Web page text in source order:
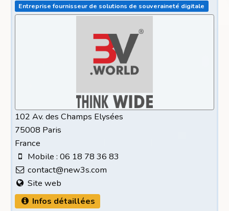
Entreprise fournisseur de solutions de souveraineté digitale
102 Av. des Champs Elysées
75008 Paris
France
Mobile : 06 18 78 36 83
contact@new3s.com
Site web
Infos détaillées